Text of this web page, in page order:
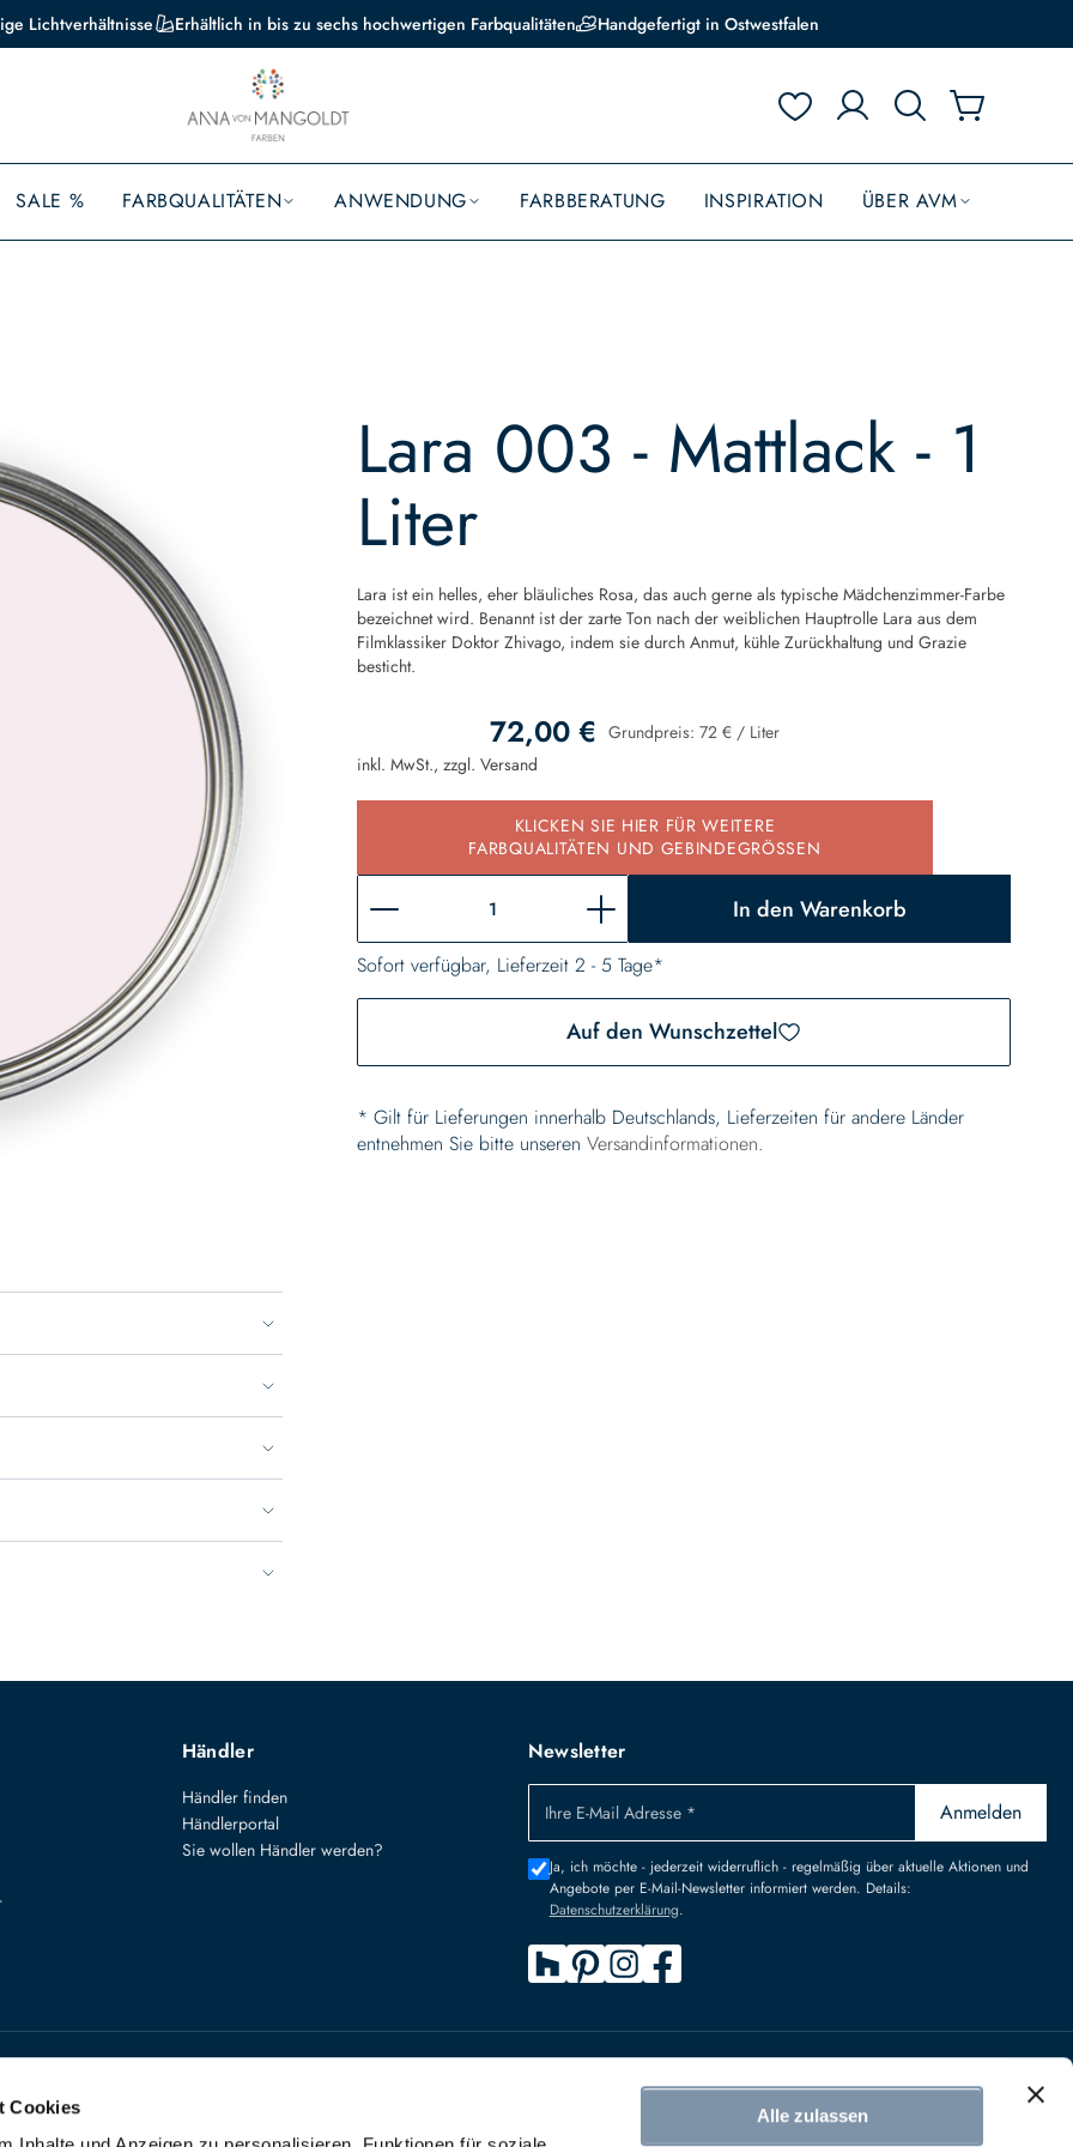
Cookies
Alle zulassen
Lichtverhältnisse Erhältlich in bis zu sechs hochwertigen Farbqualitäten Handgefertigt in Ostwestfalen
SALE % FARBQUALITÄTEN ANWENDUNG FARBBERATUNG INSPIRATION ÜBER AVM
Lara 003 - Mattlack - 1
Liter
Lara ist ein helles, eher bläuliches Rosa, das auch gerne als typische Mädchenzimmer-Farbe
bezeichnet wird. Benannt ist der zarte Ton nach der weiblichen Hauptrolle Lara aus dem
Filmklassiker Doktor Zhivago, indem sie durch Anmut, kühle Zurückhaltung und Grazie
besticht.
72,00 € Grundpreis: 72 € / Liter
inkl. MwSt., zzgl.Versand
KLICKEN SIE HIER FÜR WEITERE
FARBQUALITÄTEN UND GEBINDEGRÖSSEN
In den Warenkorb
Sofort verfügbar, Lieferzeit 2 - 5 Tage*
Auf den Wunschzettel
* Gilt für Lieferungen innerhalb Deutschlands, Lieferzeiten für andere Länder
entnehmen Sie bitte unserenVersandinformationen.
Händler
Händler finden
Händlerportal
Sie wollen Händler werden?
Newsletter
Ihre E-Mail Adresse * Anmelden
Ja, ich möchte - jederzeit widerruflich - regelmäßig über aktuelle Aktionen und
Angebote per E-Mail-Newsletter informiert werden. Details:
Datenschutzerklärung.
VERTRAG WIDERRUFEN